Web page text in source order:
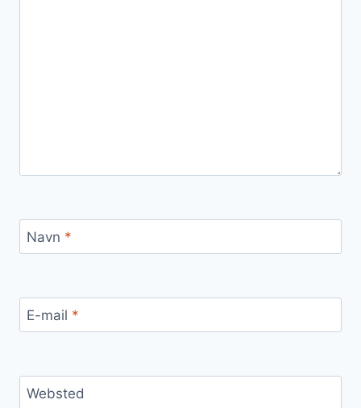
Navn *
E-mail *
Websted